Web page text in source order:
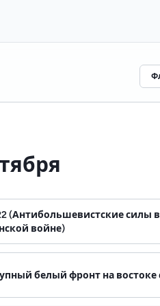
(Антибольшевистские силы в
войне)
белый фронт на востоке